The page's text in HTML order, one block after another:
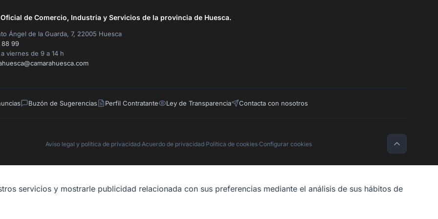
de Comercio, Industria y Servicios de la provincia de Huesca.
Ángel de la Guarda, 7, 22005 Huesca
88 99
viernes de 9 a 14 h
Buzón de Sugerencias Perfil Contratante Ley de Transparencia Contacta con nosotros
Aviso legal y política de privacidad·Acuerdo de privacidad·Política de cookies·Configurar cookies
servicios y mostrarle publicidad relacionada con sus preferencias mediante el análisis de sus hábitos de